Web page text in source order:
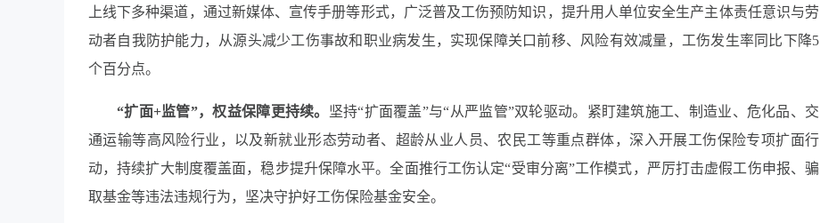
上线下多种渠道，通过新媒体、宣传手册等形式，广泛普及工伤预防知识，提升用人单位安全生产主体责任意识与劳
动者自我防护能力，从源头减少工伤事故和职业病发生，实现保障关口前移、风险有效减量，工伤发生率同比下降5
个百分点。
“扩面+监管”，权益保障更持续。 坚持“扩面覆盖”与“从严监管”双轮驱动。紧盯建筑施工、制造业、危化品、交
通运输等高风险行业，以及新就业形态劳动者、超龄从业人员、农民工等重点群体，深入开展工伤保险专项扩面行
动，持续扩大制度覆盖面，稳步提升保障水平。全面推行工伤认定“受审分离”工作模式，严厉打击虚假工伤申报、骗
取基金等违法违规行为，坚决守护好工伤保险基金安全。